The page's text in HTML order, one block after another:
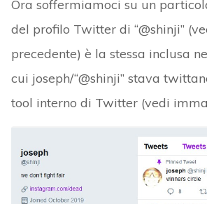
Ora soffermiamoci su un
del profilo Twitter di “@shinji”
precedente) è la stessa inclusa
cui joseph/“@shinji” stava
tool interno di Twitter (vedi